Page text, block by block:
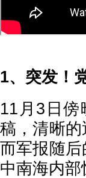
1、突发！
11月3日
稿，清晰
而军报随
中南海内